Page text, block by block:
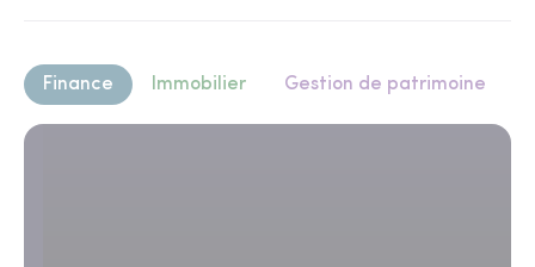
Finance Immobilier Gestion de patrimoine